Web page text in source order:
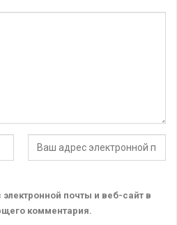
почты и веб-сайт в
комментария.